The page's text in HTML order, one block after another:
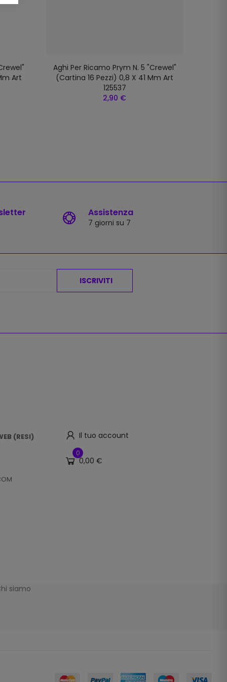
Art
Aghi Per Ricamo Prym N. 5 "crewel"
(cartina 16 Pezzi) 0,8 X 41 Mm Art
125537
2,90 €
Assistenza
7 giorni su 7
ISCRIVITI
(RESI)
Il tuo account
0
0,00 €
siamo